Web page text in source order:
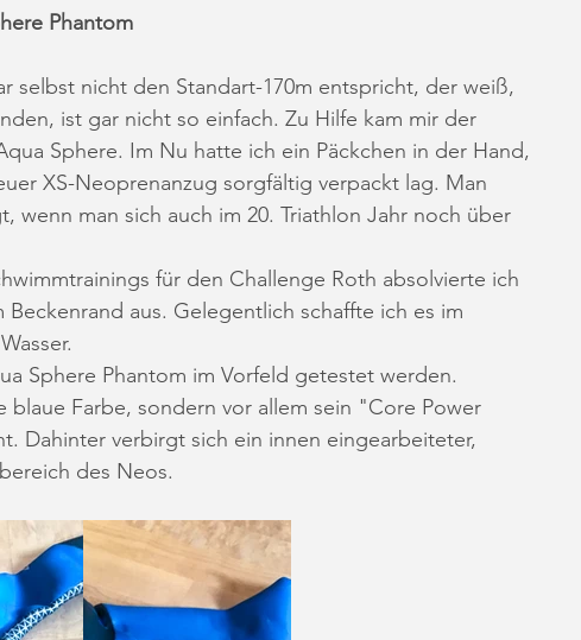
Phantom
selbst nicht den Standart-170m entspricht, der weiß,
ist gar nicht so einfach. Zu Hilfe kam mir der
Sphere. Im Nu hatte ich ein Päckchen in der Hand,
XS-Neoprenanzug sorgfältig verpackt lag. Man
wenn man sich auch im 20. Triathlon Jahr noch über
für den Challenge Roth absolvierte ich
aus. Gelegentlich schaffte ich es im
Sphere Phantom im Vorfeld getestet werden.
Farbe, sondern vor allem sein "Core Power
Dahinter verbirgt sich ein innen eingearbeiteter,
des Neos.